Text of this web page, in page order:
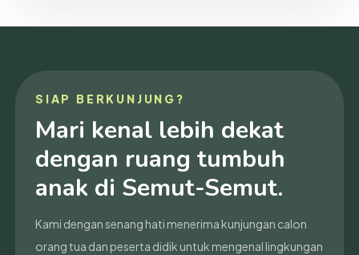
SIAP BERKUNJUNG?
Mari kenal lebih dekat
dengan ruang tumbuh
anak di Semut-Semut.
Kami dengan senang hati menerima kunjungan calon
orang tua dan peserta didik untuk mengenal lingkungan